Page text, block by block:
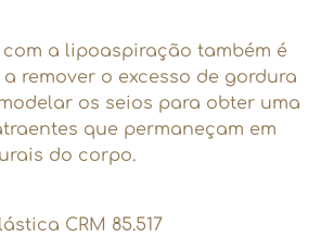
a lipoaspiração também é
remover o excesso de gordura
os seios para obter uma
que permaneçam em
do corpo.
CRM 85.517